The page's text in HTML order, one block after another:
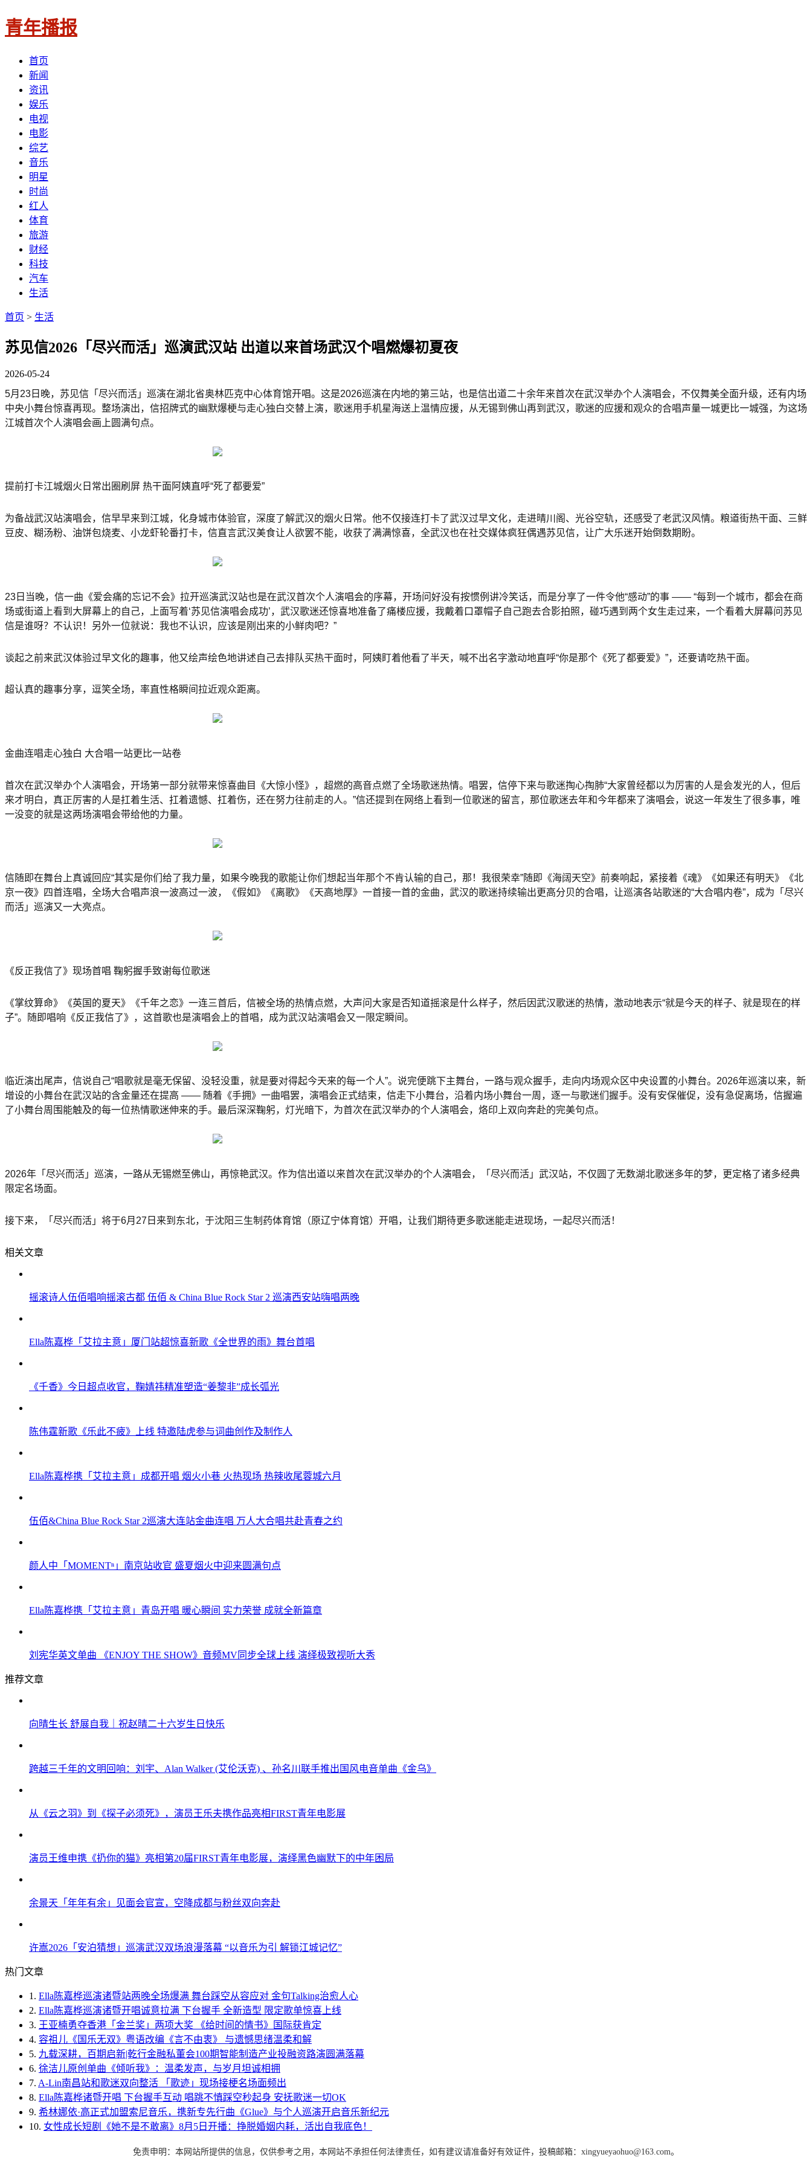
青年播报
首页
新闻
资讯
娱乐
电视
电影
综艺
音乐
明星
时尚
红人
体育
旅游
财经
科技
汽车
生活
首页 > 生活
苏见信2026「尽兴而活」巡演武汉站 出道以来首场武汉个唱燃爆初夏夜
2026-05-24
5月23日晚，苏见信「尽兴而活」巡演在湖北省奥林匹克中心体育馆开唱。这是2026巡演在内地的第三站，也是信出道二十余年来首次在武汉举办个人演唱会，不仅舞美全面升级，还有内场
中央小舞台惊喜再现。整场演出，信招牌式的幽默爆梗与走心独白交替上演，歌迷用手机星海送上温情应援，从无锡到佛山再到武汉，歌迷的应援和观众的合唱声量一城更比一城强，为这场
江城首次个人演唱会画上圆满句点。
提前打卡江城烟火日常出圈刷屏 热干面阿姨直呼“死了都要爱”
为备战武汉站演唱会，信早早来到江城，化身城市体验官，深度了解武汉的烟火日常。他不仅接连打卡了武汉过早文化，走进晴川阁、光谷空轨，还感受了老武汉风情。粮道街热干面、三鲜
豆皮、糊汤粉、油饼包烧麦、小龙虾轮番打卡，信直言武汉美食让人欲罢不能，收获了满满惊喜，全武汉也在社交媒体疯狂偶遇苏见信，让广大乐迷开始倒数期盼。
23日当晚，信一曲《爱会痛的忘记不会》拉开巡演武汉站也是在武汉首次个人演唱会的序幕，开场问好没有按惯例讲冷笑话，而是分享了一件令他“感动”的事 —— “每到一个城市，都会在商
场或街道上看到大屏幕上的自己，上面写着‘苏见信演唱会成功’，武汉歌迷还惊喜地准备了痛楼应援，我戴着口罩帽子自己跑去合影拍照，碰巧遇到两个女生走过来，一个看着大屏幕问苏见
信是谁呀？不认识！另外一位就说：我也不认识，应该是刚出来的小鲜肉吧？”
谈起之前来武汉体验过早文化的趣事，他又绘声绘色地讲述自己去排队买热干面时，阿姨盯着他看了半天，喊不出名字激动地直呼“你是那个《死了都要爱》”，还要请吃热干面。
超认真的趣事分享，逗笑全场，率直性格瞬间拉近观众距离。
金曲连唱走心独白 大合唱一站更比一站卷
首次在武汉举办个人演唱会，开场第一部分就带来惊喜曲目《大惊小怪》，超燃的高音点燃了全场歌迷热情。唱罢，信停下来与歌迷掏心掏肺“大家曾经都以为厉害的人是会发光的人，但后
来才明白，真正厉害的人是扛着生活、扛着遗憾、扛着伤，还在努力往前走的人。”信还提到在网络上看到一位歌迷的留言，那位歌迷去年和今年都来了演唱会，说这一年发生了很多事，唯
一没变的就是这两场演唱会带给他的力量。
信随即在舞台上真诚回应“其实是你们给了我力量，如果今晚我的歌能让你们想起当年那个不肯认输的自己，那！我很荣幸”随即《海阔天空》前奏响起，紧接着《魂》《如果还有明天》《北
京一夜》四首连唱，全场大合唱声浪一波高过一波，《假如》《离歌》《天高地厚》一首接一首的金曲，武汉的歌迷持续输出更高分贝的合唱，让巡演各站歌迷的“大合唱内卷”，成为「尽兴
而活」巡演又一大亮点。
《反正我信了》现场首唱 鞠躬握手致谢每位歌迷
《掌纹算命》《英国的夏天》《千年之恋》一连三首后，信被全场的热情点燃，大声问大家是否知道摇滚是什么样子，然后因武汉歌迷的热情，激动地表示“就是今天的样子、就是现在的样
子”。随即唱响《反正我信了》，这首歌也是演唱会上的首唱，成为武汉站演唱会又一限定瞬间。
临近演出尾声，信说自己“唱歌就是毫无保留、没轻没重，就是要对得起今天来的每一个人”。说完便跳下主舞台，一路与观众握手，走向内场观众区中央设置的小舞台。2026年巡演以来，新
增设的小舞台在武汉站的含金量还在提高 —— 随着《手拥》一曲唱罢，演唱会正式结束，信走下小舞台，沿着内场小舞台一周，逐一与歌迷们握手。没有安保催促，没有急促离场，信握遍
了小舞台周围能触及的每一位热情歌迷伸来的手。最后深深鞠躬，灯光暗下，为首次在武汉举办的个人演唱会，烙印上双向奔赴的完美句点。
2026年「尽兴而活」巡演，一路从无锡燃至佛山，再惊艳武汉。作为信出道以来首次在武汉举办的个人演唱会，「尽兴而活」武汉站，不仅圆了无数湖北歌迷多年的梦，更定格了诸多经典
限定名场面。
接下来，「尽兴而活」将于6月27日来到东北，于沈阳三生制药体育馆（原辽宁体育馆）开唱，让我们期待更多歌迷能走进现场，一起尽兴而活！
相关文章
摇滚诗人伍佰唱响摇滚古都 伍佰 & China Blue Rock Star 2 巡演西安站嗨唱两晚
Ella陈嘉桦「艾拉主意」厦门站超惊喜新歌《全世界的雨》舞台首唱
《千香》今日超点收官，鞠婧祎精准塑造“姜黎非”成长弧光
陈伟霆新歌《乐此不疲》上线 特邀陆虎参与词曲创作及制作人
Ella陈嘉桦携「艾拉主意」成都开唱 烟火小巷 火热现场 热辣收尾蓉城六月
伍佰&China Blue Rock Star 2巡演大连站金曲连唱 万人大合唱共赴青春之约
颜人中「MOMENTⁿ」南京站收官 盛夏烟火中迎来圆满句点
Ella陈嘉桦携「艾拉主意」青岛开唱 暖心瞬间 实力荣誉 成就全新篇章
刘宪华英文单曲 《ENJOY THE SHOW》音频MV同步全球上线 演绎极致视听大秀
推荐文章
向晴生长 舒展自我｜祝赵晴二十六岁生日快乐
跨越三千年的文明回响：刘宇、Alan Walker (艾伦沃克) 、孙名川联手推出国风电音单曲《金乌》
从《云之羽》到《探子必须死》，演员王乐夫携作品亮相FIRST青年电影展
演员王维申携《扔你的猫》亮相第20届FIRST青年电影展，演绎黑色幽默下的中年困局
余景天「年年有余」见面会官宣，空降成都与粉丝双向奔赴
许嵩2026「安泊猜想」巡演武汉双场浪漫落幕 “以音乐为引 解锁江城记忆”
热门文章
1. Ella陈嘉桦巡演诸暨站两晚全场爆满 舞台踩空从容应对 金句Talking治愈人心
2. Ella陈嘉桦巡演诸暨开唱诚意拉满 下台握手 全新造型 限定歌单惊喜上线
3. 王亚楠勇夺香港「金兰奖」两项大奖 《给时间的情书》国际获肯定
4. 容祖儿《国乐无双》粤语改编《言不由衷》 与遗憾思绪温柔和解
5. 九载深耕，百期启新|乾行金融私董会100期智能制造产业投融资路演圆满落幕
6. 徐洁儿原创单曲《倾听我》：温柔发声，与岁月坦诚相拥
7. A-Lin南昌站和歌迷双向整活 「歌迹」现场接梗名场面频出
8. Ella陈嘉桦诸暨开唱 下台握手互动 唱跳不慎踩空秒起身 安抚歌迷一切OK
9. 希林娜依·高正式加盟索尼音乐，携新专先行曲《Glue》与个人巡演开启音乐新纪元
10. 女性成长短剧《她不是不敢离》8月5日开播：挣脱婚姻内耗，活出自我底色！
免责申明：本网站所提供的信息，仅供参考之用，本网站不承担任何法律责任，如有建议请准备好有效证件，投稿邮箱：xingyueyaohuo@163.com。